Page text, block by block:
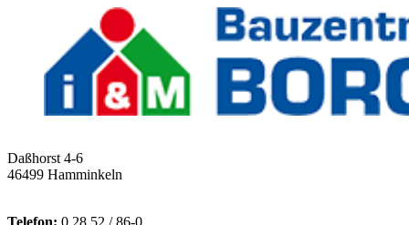
Daßhorst 4-6
46499 Hamminkeln